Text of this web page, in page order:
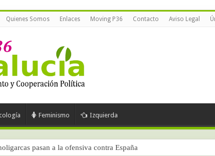
Quienes Somos Enlaces Moving P36 Contacto Aviso Legal
Feminismo Izquierda
pasan a la ofensiva contra España